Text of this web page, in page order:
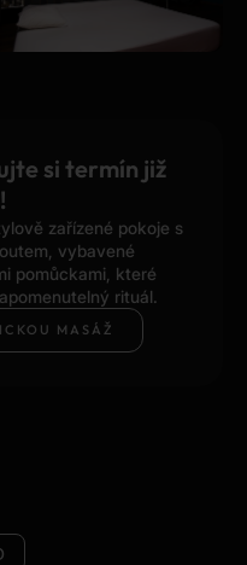
si termín již
zařízené pokoje s
vybavené
pomůckami, které
rituál.
MASÁŽ